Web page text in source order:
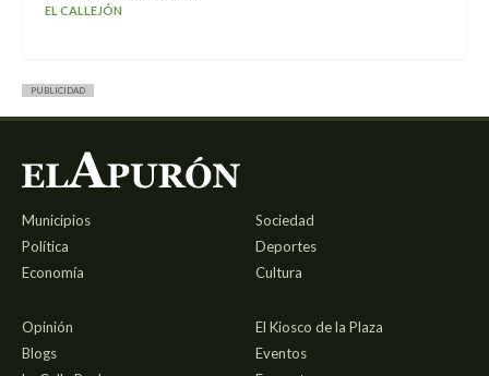
EL CALLEJÓN
PUBLICIDAD
Municipios
Política
Economía
Sociedad
Deportes
Cultura
Opinión
Blogs
El Kiosco de la Plaza
Eventos